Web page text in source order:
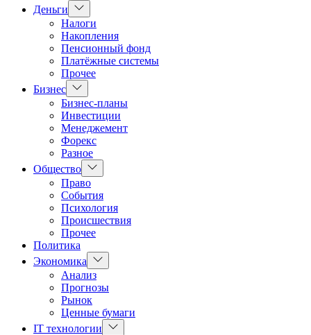
Деньги
Показать
подменю
Налоги
Накопления
Пенсионный фонд
Платёжные системы
Прочее
Бизнес Показать
подменю
Бизнес-планы
Инвестиции
Менеджемент
Форекс
Разное
Общество Показать
подменю
Право
События
Психология
Происшествия
Прочее
Политика
Экономика
Показать
подменю
Анализ
Прогнозы
Рынок
Ценные бумаги
IT технологии
Показать